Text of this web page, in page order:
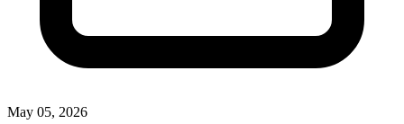
May 05, 2026